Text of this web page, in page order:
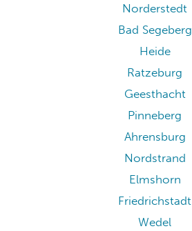
Norderstedt
Bad Segeberg
Heide
Ratzeburg
Geesthacht
Pinneberg
Ahrensburg
Nordstrand
Elmshorn
Friedrichstadt
Wedel